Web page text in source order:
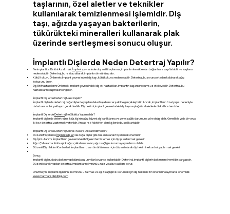
taşlarının, özel aletler ve teknikler
kullanılarak temizlenmesi işlemidir. Diş
taşı, ağızda yaşayan bakterilerin,
tükürükteki mineralleri kullanarak plak
üzerinde sertleşmesi sonucu oluşur.
İmplantlı Dişlerde Neden Detertraj Yapılır?
Perimplantitis Riskini Azaltmak:İmplantçevresinde oluşan iltihaplanma, implantın kemikle olan bağlantısını zayıflatabilir ve kaybına
neden olabilir. Detertraj, bu riski azaltarak implantın ömrünü uzatır.
Kötü Kokuyu Önlemek: İmplant çevresindeki diş taşı, kötü kokuya neden olabilir. Detertraj, bu sorunu ortadan kaldırarak ağız
kokusunu önler.
Diş Eti Hastalıklarını Önlemek: İmplant çevresindeki diş eti hastalıkları, implantın başarısını olumsuz etkileyebilir. Detertraj, bu
hastalıkların oluşmasını engeller.
İmplantlı Dişlerde Detertraj Nasıl Yapılır?
İmplantlı dişlerde detertraj, doğal dişlerde yapılan detertraja benzer şekilde gerçekleştirilir. Ancak, implantların özel yapısı nedeniyle
daha hassas bir yaklaşım gerektirebilir. Diş hekimi, implant çevresindeki diş taşı ve plağı özel aletlerle dikkatlice temizler.
İmplantlı DişlerdeDetertrajNe Sıklıkta Yapılmalıdır?
İmplantlı dişlerde detertrajın sıklığı, kişinin ağız hijyeni alışkanlıklarına ve genel sağlık durumuna göre değişebilir. Genellikle yılda bir veya
iki kez detertraj yaptırmak yeterlidir. Ancak risk faktörleri olan kişilerde bu sıklık artabilir.
İmplantlı Dişlerde Detertraj Sonrası Nelere Dikkat Edilmelidir?
Düzenli Fırçalama:İmplantlı dişleri de doğal dişler gibi düzenli olarak fırçalamak önemlidir.
Diş İpi Kullanımı: İmplantların çevresindeki bölgeleri temizlemek için diş ipi kullanmak gerekir.
Ağız Çalkalama: Antiseptik ağız çalkalama suları, ağız sağlığını korumaya yardımcı olabilir.
Düzenli Diş Hekimi Kontrolleri: İmplantların uzun ömürlü olması için düzenli olarak diş hekimine kontrol yaptırmak gerekir.
Sonuç
İmplantlı dişler, doğru bakım yapıldığında uzun yıllar boyunca kullanılabilir. Detertraj, implantlı dişlerin bakımının önemli bir parçasıdır.
Düzenli olarak yapılan detertraj, implantların ömrünü uzatır ve ağız sağlığını korur.
Unutmayın: İmplantlı dişlerinizin ömrünü uzatmak ve ağız sağlığınızı korumak için diş hekiminizin önerilerine uymanız önemlidir.
www.marmarisdisklinigi.com